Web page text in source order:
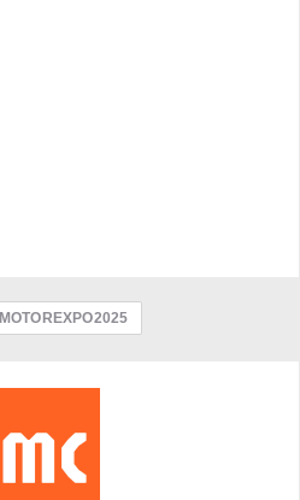
MOTOREXPO2025